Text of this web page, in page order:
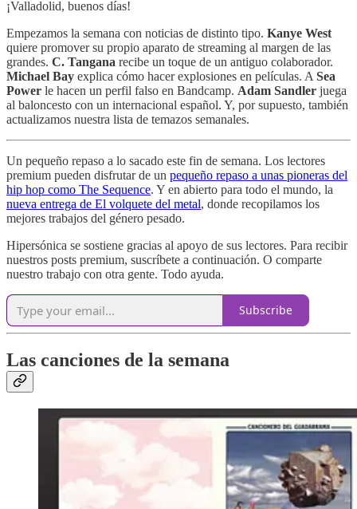
¡Valladolid, buenos días!
Empezamos la semana con noticias de distinto tipo. Kanye West
quiere promover su propio aparato de streaming al margen de las
grandes. C. Tangana recibe un toque de un antiguo colaborador.
Michael Bay explica cómo hacer explosiones en películas. A Sea
Power le hacen un perfil falso en Bandcamp. Adam Sandler juega
al baloncesto con un internacional español. Y, por supuesto, también
actualizamos nuestra lista de temazos semanales.
Un pequeño repaso a lo sacado este fin de semana. Los lectores
premium pueden disfrutar de un pequeño repaso a unas pioneras del
hip hop como The Sequence. Y en abierto para todo el mundo, la
nueva entrega de El volquete del metal, donde recopilamos los
mejores trabajos del género pesado.
Hipersónica se sostiene gracias al apoyo de sus lectores. Para recibir
nuestros posts premium, suscríbete a continuación. O comparte
nuestro trabajo con otra gente. Todo ayuda.
Subscribe
Las canciones de la semana